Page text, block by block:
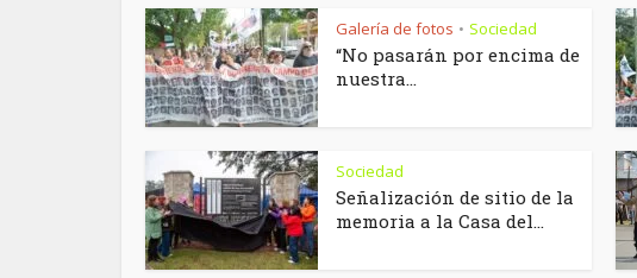
Galería de fotos • Sociedad
“No pasarán por encima de
nuestra...
Sociedad
Señalización de sitio de la
memoria a la Casa del...